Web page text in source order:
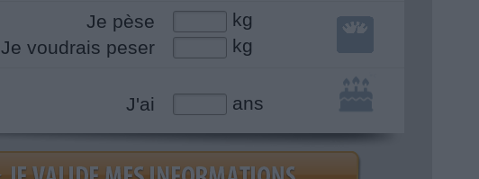
Je pèse
kg
Je voudrais peser
kg
J'ai ans